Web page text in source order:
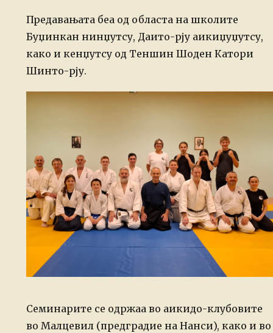
Предавањата беа од областа на школите
Буџинкан нинџутсу, Даито-рју аикиџуџутсу,
како и кенџутсу од Теншин Шоден Катори
Шинто-рју.
Семинарите се одржаа во аикидо-клубовите
во Малцевил (предградие на Нанси), како и во